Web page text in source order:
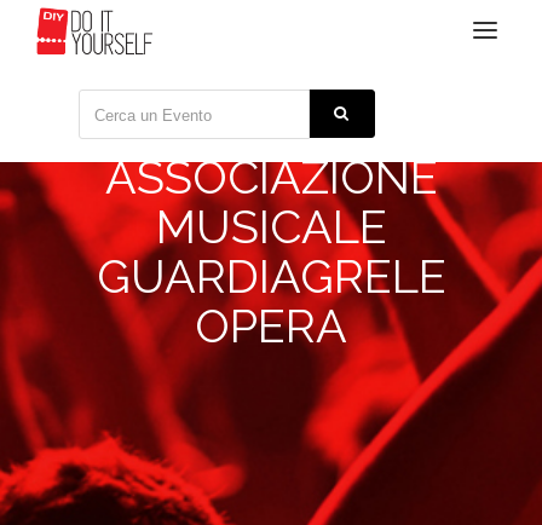
Toggle
ASSOCIAZIONE
MUSICALE
GUARDIAGRELE
OPERA